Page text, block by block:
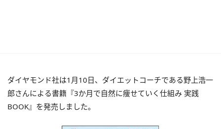
ダイヤモンド社は1月10日、ダイエットコーチである野上浩一
郎さんによる書籍『3か月で自然に痩せていく仕組み 実践
BOOK』を発売しました。